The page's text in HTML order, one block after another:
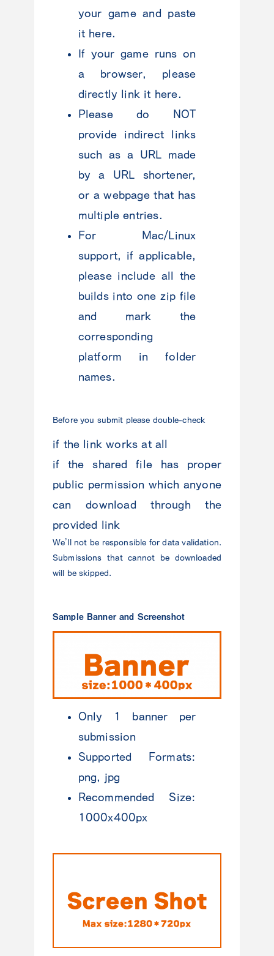
your game and paste
it here.
If your game runs on
a browser, please
directly link it here.
Please do NOT
provide indirect links
such as a URL made
by a URL shortener,
or a webpage that has
multiple entries.
For Mac/Linux
support, if applicable,
please include all the
builds into one zip file
and mark the
corresponding
platform in folder
names.
Before you submit please double-check
if the link works at all
if the shared file has proper
public permission which anyone
can download through the
provided link
We’ll not be responsible for data validation.
Submissions that cannot be downloaded
will be skipped.
Sample Banner and Screenshot
Only 1 banner per
submission
Supported Formats:
png, jpg
Recommended Size:
1000x400px